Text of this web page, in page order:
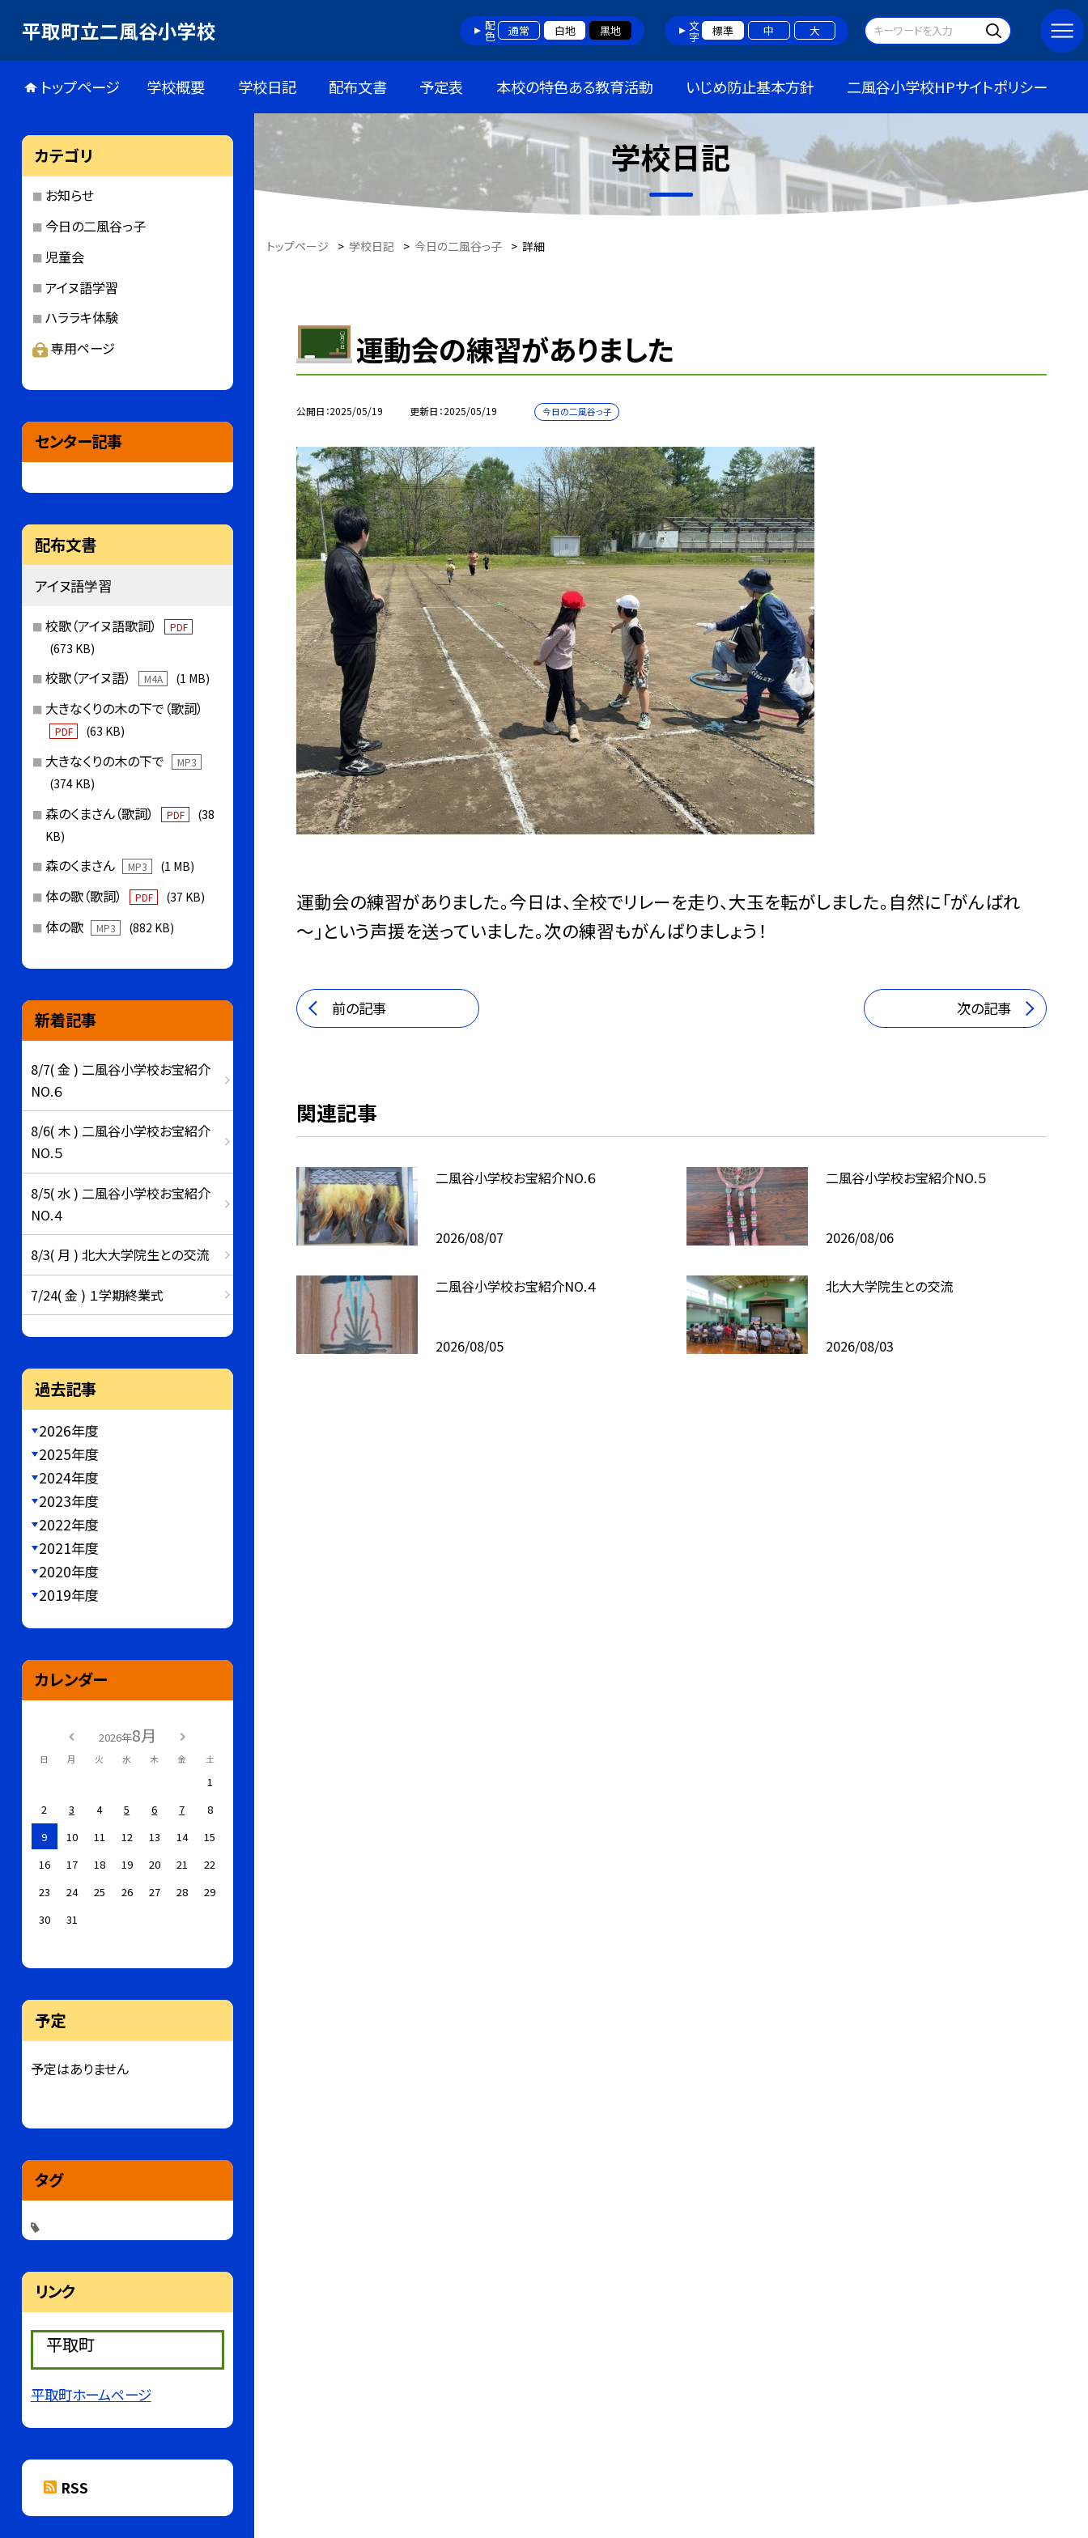
平取町立二風谷小学校 配色 通常 白地 黒地 文字 標準 中 大
トップページ 学校概要 学校日記 配布文書 予定表 本校の特色ある教育活動 いじめ防止基本方針 二風谷小学校HPサイトポリシー
学校日記
トップページ > 学校日記 > 今日の二風谷っ子 > 詳細
運動会の練習がありました
公開日 2025/05/19 更新日 2025/05/19 今日の二風谷っ子
運動会の練習がありました。今日は、全校でリレーを走り、大玉を転がしました。自然に「がんばれ
～」という声援を送っていました。次の練習もがんばりましょう！
前の記事 次の記事
関連記事
二風谷小学校お宝紹介NO.６
2026/08/07
二風谷小学校お宝紹介NO.５
2026/08/06
二風谷小学校お宝紹介NO.４
2026/08/05
北大大学院生との交流
2026/08/03
カテゴリ
お知らせ
今日の二風谷っ子
児童会
アイヌ語学習
ハララキ体験
専用ページ
センター記事
配布文書
アイヌ語学習
校歌（アイヌ語歌詞） PDF
(673 KB)
校歌（アイヌ語） M4A (1 MB)
大きなくりの木の下で（歌詞）
PDF (63 KB)
大きなくりの木の下で MP3
(374 KB)
森のくまさん（歌詞） PDF
(38
KB)
森のくまさん MP3 (1 MB)
体の歌（歌詞） PDF (37 KB)
体の歌 MP3 (882 KB)
新着記事
8/7( 金 ) 二風谷小学校お宝紹介
NO.６
8/6( 木 ) 二風谷小学校お宝紹介
NO.５
8/5( 水 ) 二風谷小学校お宝紹介
NO.４
8/3( 月 ) 北大大学院生との交流
7/24( 金 ) １学期終業式
過去記事
2026年度
2025年度
2024年度
2023年度
2022年度
2021年度
2020年度
2019年度
カレンダー
2026年8月
日 月 火 水 木 金 土
1
2
3 4 5 6 7
8
9
10 11 12 13 14
15
16
17 18 19 20 21
22
23
24 25 26 27 28
29
30
31
予定
予定はありません
タグ
リンク
平取町
平取町ホームページ
RSS